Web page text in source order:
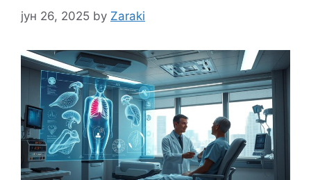
јун 26, 2025 by Zaraki